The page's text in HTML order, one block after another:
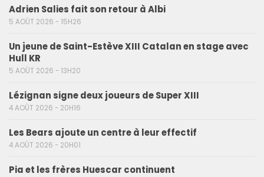
Adrien Salies fait son retour à Albi
5 AOÛT 2026 - 15H26
Un jeune de Saint-Estève XIII Catalan en stage avec
Hull KR
5 AOÛT 2026 - 13H20
Lézignan signe deux joueurs de Super XIII
4 AOÛT 2026 - 20H16
Les Bears ajoute un centre à leur effectif
4 AOÛT 2026 - 20H01
Pia et les frères Huescar continuent